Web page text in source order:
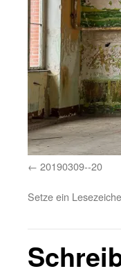
20190309--20
Setze ein